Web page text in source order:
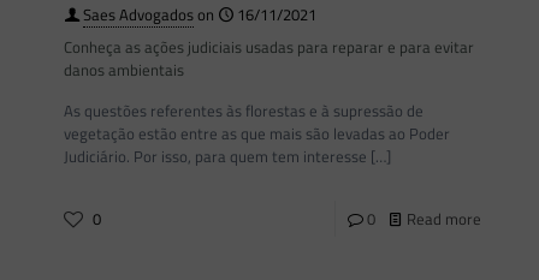
Saes Advogadoson
16/11/2021
Conheça as ações judiciais usadas para reparar e para evitar
danos ambientais
As questões referentes às florestas e à supressão de
vegetação estão entre as que mais são levadas ao Poder
Judiciário. Por isso, para quem tem interesse […]
0 0 Read more